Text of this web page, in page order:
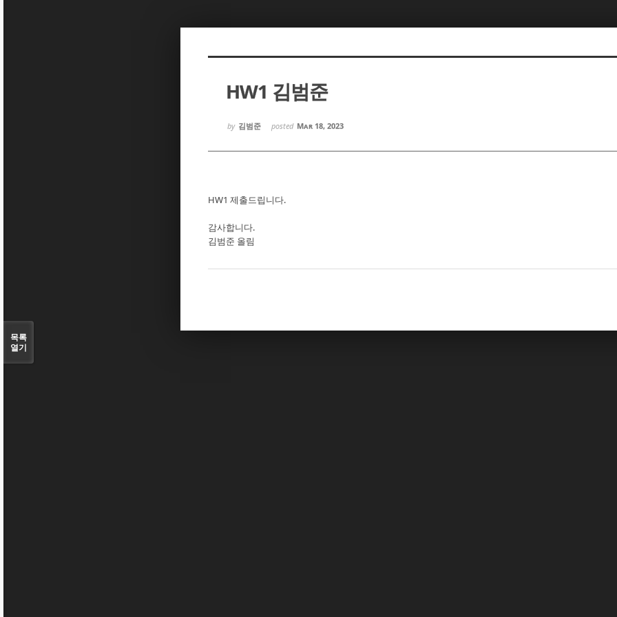
HW1 김범준
by 김범준 posted Mar 18, 2023
HW1 제출드립니다.
감사합니다.
김범준 올림
목록
열기
Sketchbook5, 스케치북5
Sketchbook5, 스케치북5
Sketchbook5, 스케치북5
Sketchbook5, 스케치북5